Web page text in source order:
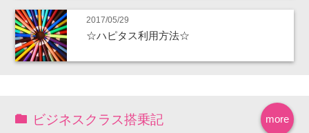
2017/05/29
☆ハピタス利用方法☆
more
ビジネスクラス搭乗記